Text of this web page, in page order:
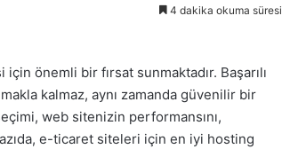
4 dakika okuma süresi
önemli bir fırsat sunmaktadır. Başarılı
kalmaz, aynı zamanda güvenilir bir
web sitenizin performansını,
e-ticaret siteleri için en iyi hosting